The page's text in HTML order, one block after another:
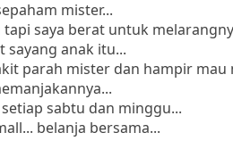
mister...
saya berat untuk
sayang anak itu...
parah mister dan hampir mau
sabtu dan minggu...
belanja bersama...